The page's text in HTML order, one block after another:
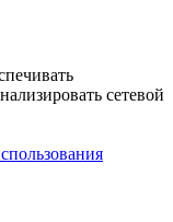
сетевой